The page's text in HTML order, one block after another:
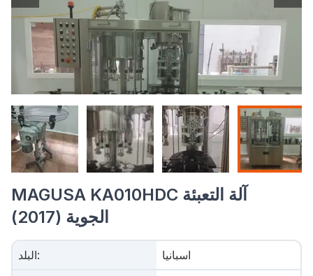
MAGUSA KA010HDC آلة التعبئة
الجوية (2017)
البلد: اسبانيا